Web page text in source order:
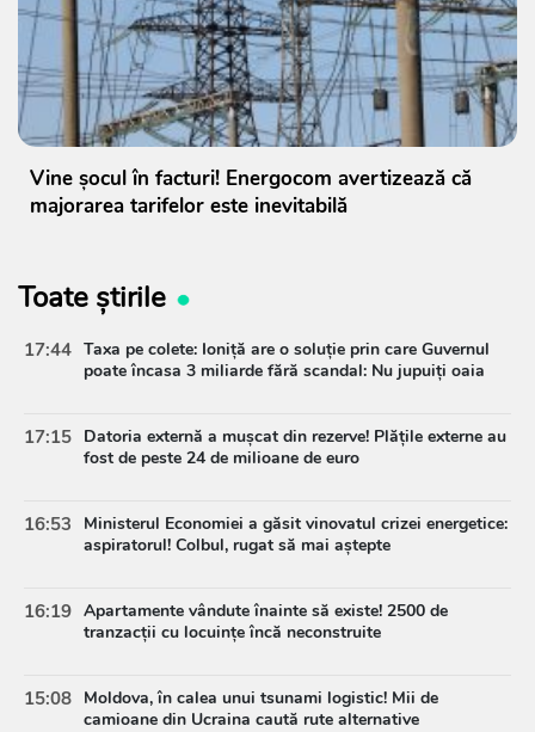
Vine șocul în facturi! Energocom avertizează că
majorarea tarifelor este inevitabilă
Toate știrile
17:44 Taxa pe colete: Ioniță are o soluție prin care Guvernul
poate încasa 3 miliarde fără scandal: Nu jupuiți oaia
17:15 Datoria externă a mușcat din rezerve! Plățile externe au
fost de peste 24 de milioane de euro
16:53
Ministerul Economiei a găsit vinovatul crizei energetice:
aspiratorul! Colbul, rugat să mai aștepte
16:19 Apartamente vândute înainte să existe! 2500 de
tranzacții cu locuințe încă neconstruite
15:08 Moldova, în calea unui tsunami logistic! Mii de
camioane din Ucraina caută rute alternative